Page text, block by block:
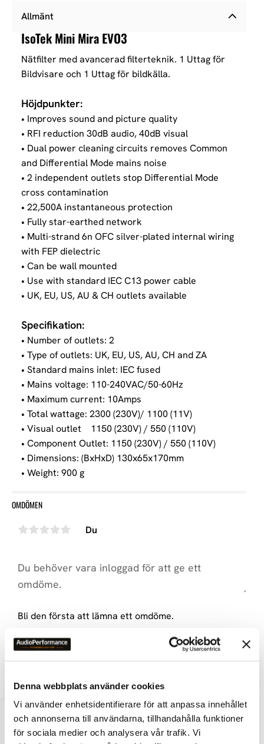
Denna webbplats använder cookies
Vi använder enhetsidentifierare för att anpassa innehållet
och annonserna till användarna, tillhandahålla funktioner
för sociala medier och analysera vår trafik. Vi
Allmänt
IsoTek Mini Mira EVO3
Nätfilter med avancerad filterteknik. 1 Uttag för
Bildvisare och 1 Uttag för bildkälla.
Höjdpunkter:
• Improves sound and picture quality
• RFI reduction 30dB audio, 40dB visual
• Dual power cleaning circuits removes Common
and Differential Mode mains noise
• 2 independent outlets stop Differential Mode
cross contamination
• 22,500A instantaneous protection
• Fully star-earthed network
• Multi-strand 6n OFC silver-plated internal wiring
with FEP dielectric
• Can be wall mounted
• Use with standard IEC C13 power cable
• UK, EU, US, AU & CH outlets available
Specifikation:
• Number of outlets: 2
• Type of outlets: UK, EU, US, AU, CH and ZA
• Standard mains inlet: IEC fused
• Mains voltage: 110-240VAC/50-60Hz
• Maximum current: 10Amps
• Total wattage: 2300 (230V)/ 1100 (11V)
• Visual outlet 1150 (230V) / 550 (110V)
• Component Outlet: 1150 (230V) / 550 (110V)
• Dimensions: (BxHxD) 130x65x170mm
• Weight: 900 g
OMDÖMEN
Du
Bli den första att lämna ett omdöme.